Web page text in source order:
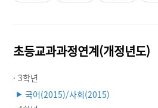
초등교과과정연계(개정년도)
· 3학년
▶ 국어(2015)/사회(2015)